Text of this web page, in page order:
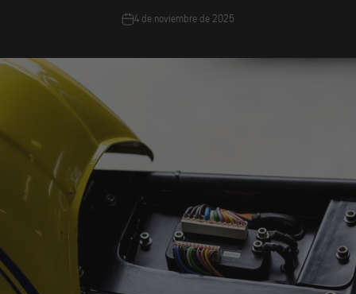
4 de noviembre de 2025